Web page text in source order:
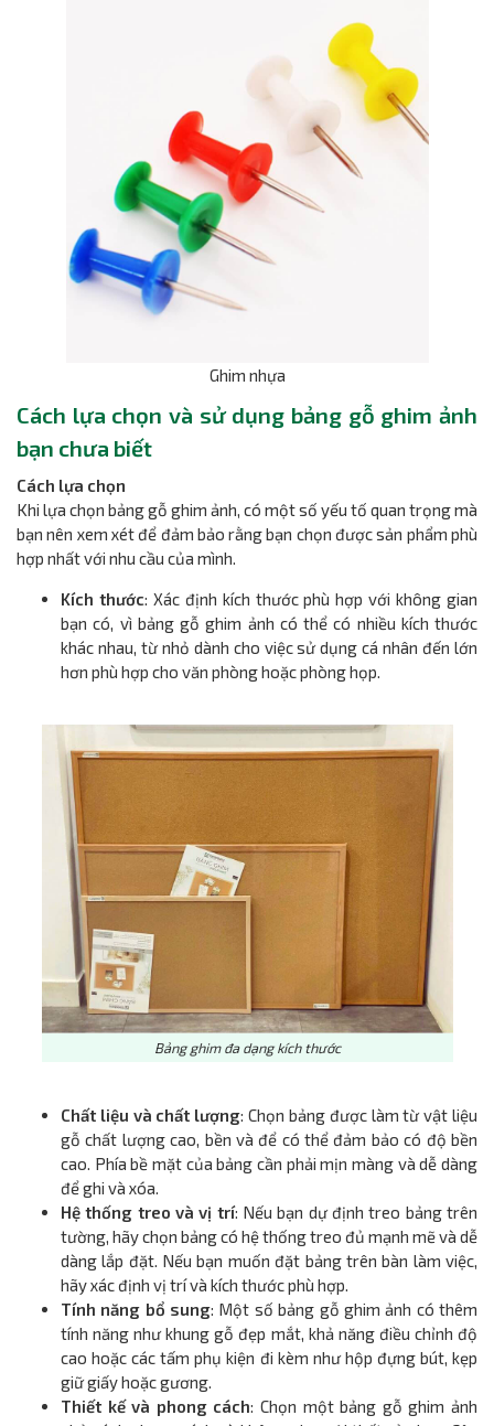
Ghim nhựa
Cách lựa chọn và sử dụng bảng gỗ ghim ảnh
bạn chưa biết
Cách lựa chọn
Khi lựa chọn bảng gỗ ghim ảnh, có một số yếu tố quan trọng mà
bạn nên xem xét để đảm bảo rằng bạn chọn được sản phẩm phù
hợp nhất với nhu cầu của mình.
Kích thước: Xác định kích thước phù hợp với không gian
bạn có, vì bảng gỗ ghim ảnh có thể có nhiều kích thước
khác nhau, từ nhỏ dành cho việc sử dụng cá nhân đến lớn
hơn phù hợp cho văn phòng hoặc phòng họp.
Bảng ghim đa dạng kích thước
Chất liệu và chất lượng: Chọn bảng được làm từ vật liệu
gỗ chất lượng cao, bền và để có thể đảm bảo có độ bền
cao. Phía bề mặt của bảng cần phải mịn màng và dễ dàng
để ghi và xóa.
Hệ thống treo và vị trí: Nếu bạn dự định treo bảng trên
tường, hãy chọn bảng có hệ thống treo đủ mạnh mẽ và dễ
dàng lắp đặt. Nếu bạn muốn đặt bảng trên bàn làm việc,
hãy xác định vị trí và kích thước phù hợp.
Tính năng bổ sung: Một số bảng gỗ ghim ảnh có thêm
tính năng như khung gỗ đẹp mắt, khả năng điều chỉnh độ
cao hoặc các tấm phụ kiện đi kèm như hộp đựng bút, kẹp
giữ giấy hoặc gương.
Thiết kế và phong cách: Chọn một bảng gỗ ghim ảnh